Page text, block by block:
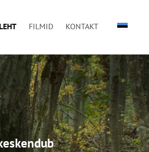
FILMID KONTAKT